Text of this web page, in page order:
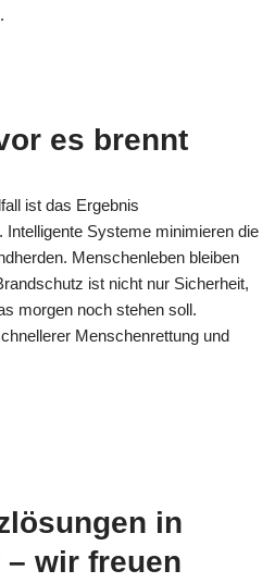
es brennt
ist das Ergebnis
Systeme minimieren die
Menschenleben bleiben
ist nicht nur Sicherheit,
morgen noch stehen soll.
Menschenrettung und
in
wir freuen